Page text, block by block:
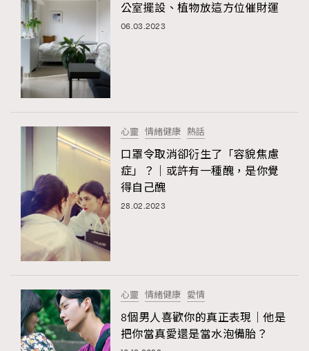
FashionWeek 191
FigaroAesthetic
FigaroBeautyRitual
FigaroCeleb 547
FigaroCinéma 281
FigaroDigitalCover 17
FigaroExhibition
FigaroExpert
FigaroHub
FigaroIcon
FigaroInsight 156
#FigaroExhibition Wyman 揭曉 Figaro Exhibition
第二站！
法國五月French May專訪四位香港文藝代表
公室擺設、植物放這方位催財運
06.03.2023
心靈 情緒健康 熱話
口罩令取消卻𧗠生了「容貌焦慮
症」？｜或許有一種醜，是你覺
得自己醜
28.02.2023
心靈 情緒健康 愛情
8個男人喜歡你的真正表現｜他是
把你當真愛還是當水泡備胎？